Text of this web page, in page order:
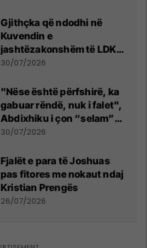
Gjithçka që ndodhi në
Kuvendin e
jashtëzakonshëm të LDK-
së
30/07/2026
"Nëse është përfshirë, ka
gabuar rëndë, nuk i falet",
Abdixhiku i çon “selam”
Përparim Ramës
30/07/2026
Fjalët e para të Joshuas
pas fitores me nokaut ndaj
Kristian Prengës
26/07/2026